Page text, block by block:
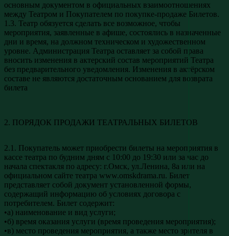
основным документом в официальных взаимоотношениях
между Театром и Покупателем по покупке-продаже Билетов.
1.3. Театр обязуется сделать все возможное, чтобы
мероприятия, заявленные в афише, состоялись в назначенные
дни и время, на должном техническом и художественном
уровне. Администрация Театра оставляет за собой права
вносить изменения в актерский состав мероприятий Театра
без предварительного уведомления. Изменения в актёрском
составе не являются достаточным основанием для возврата
билета
2. ПОРЯДОК ПРОДАЖИ ТЕАТРАЛЬНЫХ БИЛЕТОВ
2.1. Покупатель может приобрести билеты на мероприятия в
кассе театра по будним дням с 10:00 до 19:30 или за час до
начала спектакля по адресу: г.Омск, ул.Ленина, 8а или на
официальном сайте театра www.omskdrama.ru. Билет
представляет собой документ установленной формы,
содержащий информацию об условиях договора с
потребителем. Билет содержит:
•а) наименование и вид услуги;
•б) время оказания услуги (время проведения мероприятия);
•в) место проведения мероприятия, а также место зрителя в